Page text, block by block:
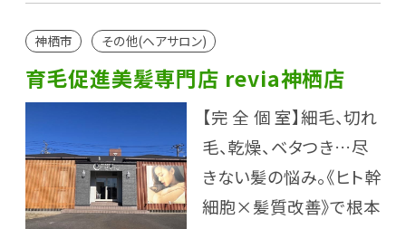
神栖市 その他(ヘアサロン)
育毛促進美髪専門店 revia神栖店
【完 全 個 室】細毛、切れ
毛、乾燥、ベタつき…尽
きない髪の悩み。《ヒト幹
細胞×髪質改善》で根本